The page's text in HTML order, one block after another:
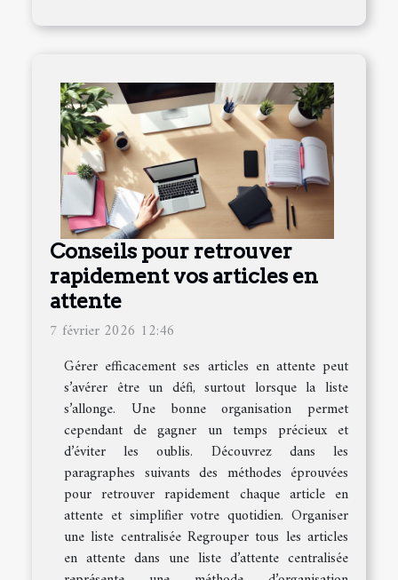
Conseils pour retrouver
rapidement vos articles en
attente
7 février 2026 12:46
Gérer efficacement ses articles en attente peut
s’avérer être un défi, surtout lorsque la liste
s’allonge. Une bonne organisation permet
cependant de gagner un temps précieux et
d’éviter les oublis. Découvrez dans les
paragraphes suivants des méthodes éprouvées
pour retrouver rapidement chaque article en
attente et simplifier votre quotidien. Organiser
une liste centralisée Regrouper tous les articles
en attente dans une liste d’attente centralisée